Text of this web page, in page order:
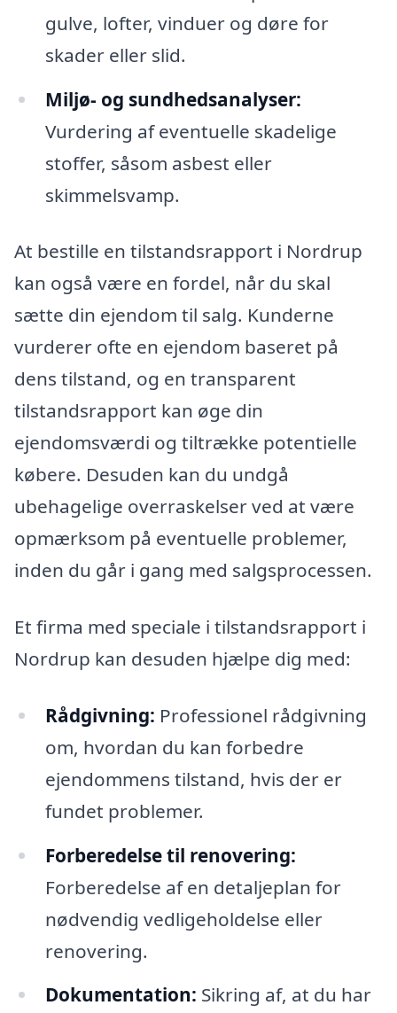
gulve, lofter, vinduer og døre for
skader eller slid.
Miljø- og sundhedsanalyser:
Vurdering af eventuelle skadelige
stoffer, såsom asbest eller
skimmelsvamp.
At bestille en tilstandsrapport i Nordrup
kan også være en fordel, når du skal
sætte din ejendom til salg. Kunderne
vurderer ofte en ejendom baseret på
dens tilstand, og en transparent
tilstandsrapport kan øge din
ejendomsværdi og tiltrække potentielle
købere. Desuden kan du undgå
ubehagelige overraskelser ved at være
opmærksom på eventuelle problemer,
inden du går i gang med salgsprocessen.
Et firma med speciale i tilstandsrapport i
Nordrup kan desuden hjælpe dig med:
Rådgivning: Professionel rådgivning
om, hvordan du kan forbedre
ejendommens tilstand, hvis der er
fundet problemer.
Forberedelse til renovering:
Forberedelse af en detaljeplan for
nødvendig vedligeholdelse eller
renovering.
Dokumentation: Sikring af, at du har